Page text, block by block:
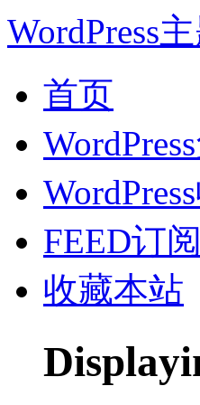
WordPress
首页
FEED订阅
收藏本站